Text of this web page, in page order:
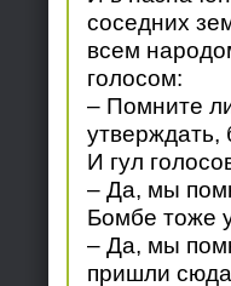
соседних
всем
голосом:
– Помните
утверждать,
И гул
– Да, мы
Бомбе тоже
– Да, мы
пришли